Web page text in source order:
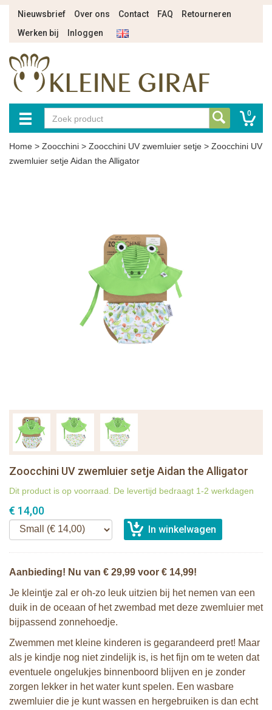
Nieuwsbrief Over ons Contact FAQ
Retourneren
Werken bij
Inloggen
0
Home > Zoocchini > Zoocchini UV zwemluier setje > Zoocchini UV
zwemluier setje Aidan the Alligator
Zoocchini UV zwemluier setje Aidan the Alligator
Dit product is op voorraad. De levertijd bedraagt 1-2 werkdagen
€ 14,00
Aanbieding! Nu van € 29,99 voor € 14,99!
Je kleintje zal er oh-zo leuk uitzien bij het nemen van een
duik in de oceaan of het zwembad met deze zwemluier met
bijpassend zonnehoedje.
Zwemmen met kleine kinderen is gegarandeerd pret! Maar
als je kindje nog niet zindelijk is, is het fijn om te weten dat
eventuele ongelukjes binnenboord blijven en je zonder
zorgen lekker in het water kunt spelen. Een wasbare
zwemluier die je kunt wassen en hergebruiken is dan echt